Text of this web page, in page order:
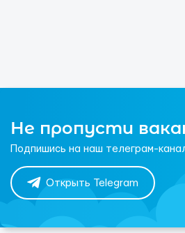
Не пропусти
Подпишись на наш телеграм-
Открыть Telegram